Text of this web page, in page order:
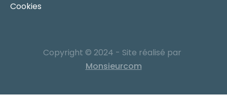
Cookies
Copyright © 2024 - Site réalisé par
Monsieurcom